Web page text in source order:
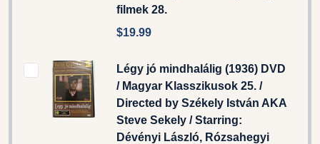
filmek 28.
$19.99
Légy jó mindhalálig (1936) DVD
/ Magyar Klasszikusok 25. /
Directed by Székely István AKA
Steve Sekely / Starring:
Dévényi László, Rózsahegyi